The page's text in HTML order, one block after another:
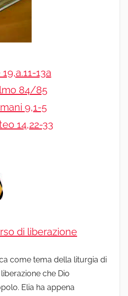
19,a.11-13a
84/85
9,1-5
14,22-33
di liberazione
come tema della liturgia di
che Dio
Elia ha appena